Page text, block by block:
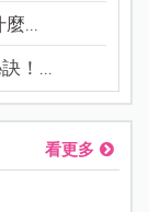
...
！...
看更多